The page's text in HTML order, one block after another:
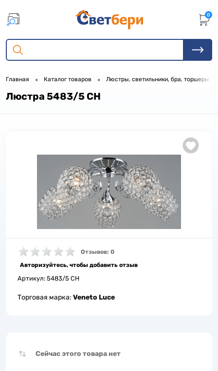
0
Главная • Каталог товаров • Люстры, светильники, бра, торшеры
Люстра 5483/5 CH
Отзывов: 0
Авторизуйтесь, чтобы добавить отзыв
Артикул: 5483/5 CH
Торговая марка: Veneto Luce
Сейчас этого товара нет